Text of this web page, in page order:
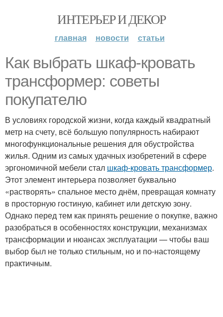
ИНТЕРЬЕР И ДЕКОР
главная новости статьи
Как выбрать шкаф-кровать
трансформер: советы
покупателю
В условиях городской жизни, когда каждый квадратный
метр на счету, всё большую популярность набирают
многофункциональные решения для обустройства
жилья. Одним из самых удачных изобретений в сфере
эргономичной мебели стал шкаф-кровать трансформер.
Этот элемент интерьера позволяет буквально
«растворять» спальное место днём, превращая комнату
в просторную гостиную, кабинет или детскую зону.
Однако перед тем как принять решение о покупке, важно
разобраться в особенностях конструкции, механизмах
трансформации и нюансах эксплуатации — чтобы ваш
выбор был не только стильным, но и по-настоящему
практичным.